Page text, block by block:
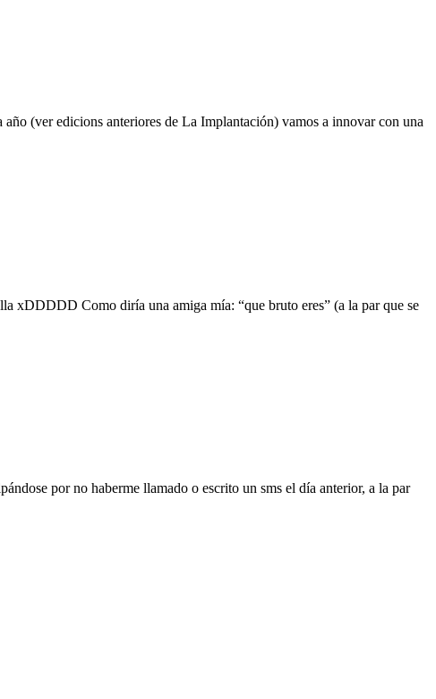
(ver edicions anteriores de La Implantación) vamos a innovar con una
xDDDDD Como diría una amiga mía: “que bruto eres” (a la par que se
por no haberme llamado o escrito un sms el día anterior, a la par